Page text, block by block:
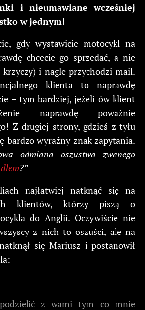
i nieumawiane wcześniej
w jednym!
gdy wystawicie motocykl na
chcecie go sprzedać, a nie
krzyczy) i nagle przychodzi mail.
klienta to naprawdę
– tym bardziej, jeżeli ów klient
naprawdę poważnie
Z drugiej strony, gdzieś z tyłu
bardzo wyraźny znak zapytania.
odmiana oszustwa zwanego
?”
najłatwiej natknąć się na
klientów, którzy piszą o
do Anglii. Oczywiście nie
z nich to oszuści, ale na
się Mariusz i postanowił
podzielić z wami tym co mnie